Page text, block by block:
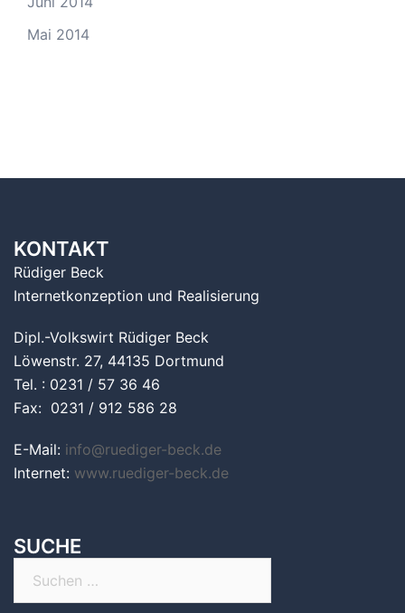
Mai 2014
KONTAKT
Rüdiger Beck
Internetkonzeption und Realisierung
Dipl.-Volkswirt Rüdiger Beck
Löwenstr. 27, 44135 Dortmund
Tel. : 0231 / 57 36 46
Fax: 0231 / 912 586 28
E-Mail: info@ruediger-beck.de
Internet: www.ruediger-beck.de
SUCHE